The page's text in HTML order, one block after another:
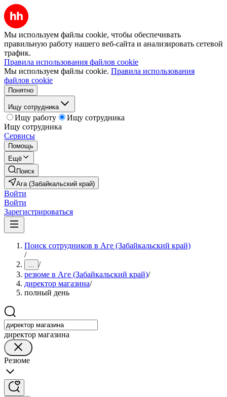
Мы используем файлы cookie, чтобы обеспечивать
правильную работу нашего веб-сайта и анализировать сетевой
трафик.
Правила использования файлов cookie
Мы используем файлы cookie. Правила использования
файлов cookie
Понятно
Ищу сотрудника
Ищу работу
Ищу сотрудника
Ищу сотрудника
Сервисы
Помощь
Ещё
Поиск
Ага (Забайкальский край)
Войти
Войти
Зарегистрироваться
Поиск сотрудников в Аге (Забайкальский край)
/
... /
резюме в Аге (Забайкальский край)/
директор магазина/
полный день
директор магазина
Резюме